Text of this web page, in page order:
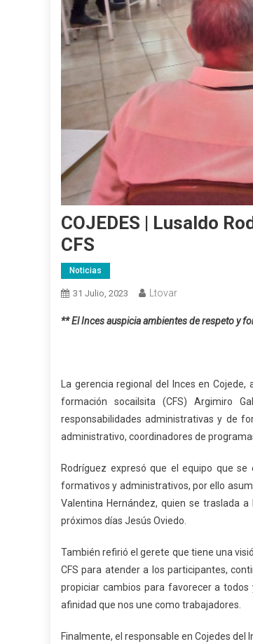
COJEDES | Lusaldo
CFS
Noticias
31 Julio, 2023 Ltovar
** El Inces auspicia ambientes de respeto y
La gerencia regional del Inces en
formación socailsita (CFS) Argimiro
responsabilidades administrativas y de
administrativo, coordinadores de
Rodríguez expresó que el equipo que
formativos y administrativos, por ello
Valentina Hernández, quien se traslada
próximos días Jesús Oviedo.
También refirió el gerete que tiene una
CFS para atender a los participantes,
propiciar cambios para favorecer a
afinidad que nos une como trabajadores.
Finalmente, el responsable en Cojedes del